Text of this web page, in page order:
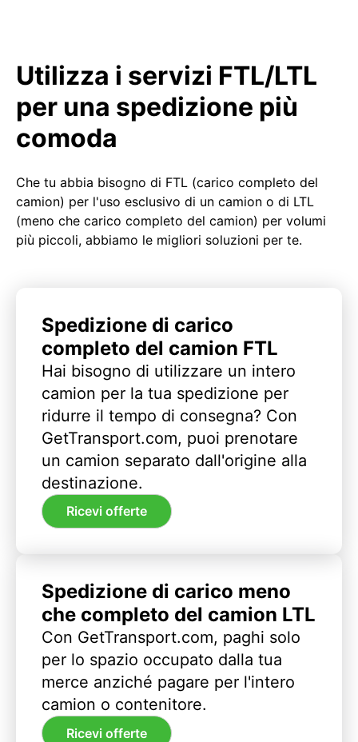
Utilizza i servizi FTL/LTL
per una spedizione più
comoda
Che tu abbia bisogno di FTL (carico completo del
camion) per l'uso esclusivo di un camion o di LTL
(meno che carico completo del camion) per volumi
più piccoli, abbiamo le migliori soluzioni per te.
Spedizione di carico
completo del camion FTL
Hai bisogno di utilizzare un intero
camion per la tua spedizione per
ridurre il tempo di consegna? Con
GetTransport.com, puoi prenotare
un camion separato dall'origine alla
destinazione.
Ricevi offerte
Spedizione di carico meno
che completo del camion LTL
Con GetTransport.com, paghi solo
per lo spazio occupato dalla tua
merce anziché pagare per l'intero
camion o contenitore.
Ricevi offerte